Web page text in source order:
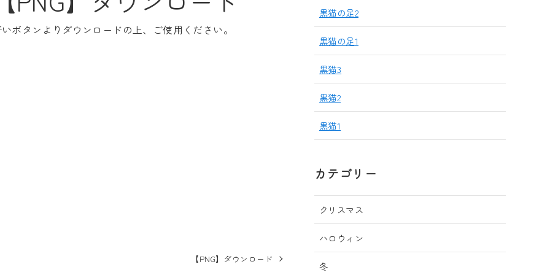
ボタンよりダウンロードの上、ご使用ください。
【PNG】ダウンロード
黒猫の足2
黒猫の足1
黒猫3
黒猫2
黒猫1
カテゴリー
クリスマス
ハロウィン
冬